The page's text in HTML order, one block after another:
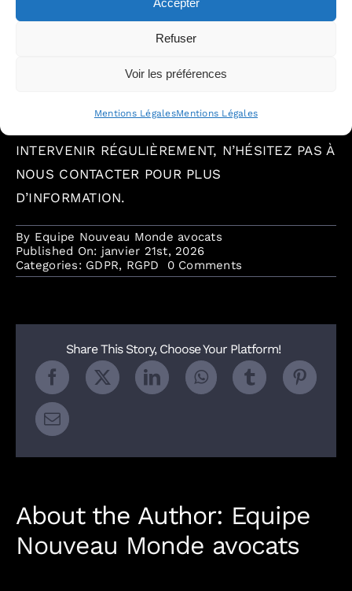
Accepter
Refuser
Voir les préférences
Mentions LégalesMentions Légales
LA DATE DE PUBLICATION DE CET ARTICLE
INTERVENIR RÉGULIÈREMENT, N’HÉSITEZ PAS À
NOUS CONTACTER POUR PLUS
D’INFORMATION.
By Equipe Nouveau Monde avocats
Published On: janvier 21st, 2026
Categories: GDPR, RGPD 0 Comments
RGPD
CNIL
une
cartographie
des
codes
Share This Story, Choose Your Platform!
About the Author: Equipe
Nouveau Monde avocats